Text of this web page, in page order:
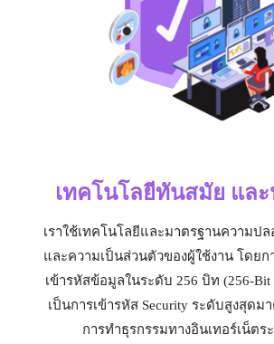
เทคโนโลยีทันสมัย แล
เราใช้เทคโนโลยีและมาตรฐานความป
และความเป็นส่วนตัวของผู้ใช้งาน โดยก
เข้ารหัสข้อมูลในระดับ 256 บิท (256-Bit
เป็นการเข้ารหัส Security ระดับสูงสุดม
การทำธุรกรรมทางอินเทอร์เน็ตร